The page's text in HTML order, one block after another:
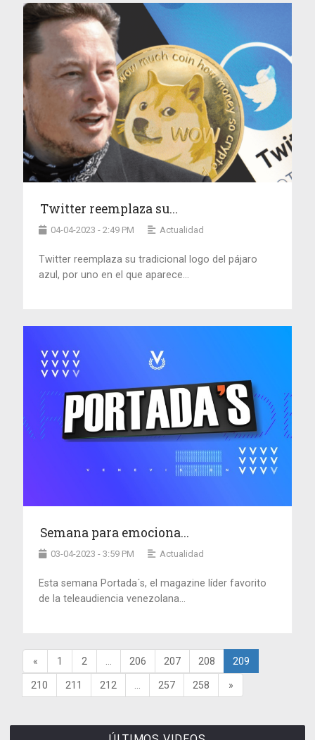
Twitter reemplaza su...
04-04-2023 - 2:49 PM Actualidad
Twitter reemplaza su tradicional logo del pájaro
azul, por uno en el que aparece...
Semana para emociona...
03-04-2023 - 3:59 PM Actualidad
Esta semana Portada´s, el magazine líder favorito
de la teleaudiencia venezolana...
« 1 2 206 207 208 209
210 211 212 257 258 »